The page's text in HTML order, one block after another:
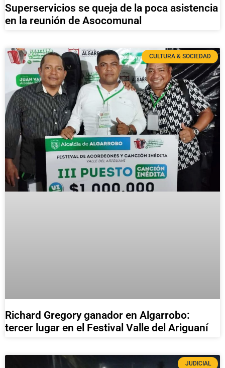
Superservicios se queja de la poca asistencia
en la reunión de Asocomunal
CULTURA & SOCIEDAD
Richard Gregory ganador en Algarrobo:
tercer lugar en el Festival Valle del Ariguaní
JUDICIAL